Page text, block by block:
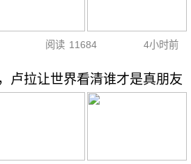
阅读 11684 4小时前
卢拉让世界看清谁才是真朋友